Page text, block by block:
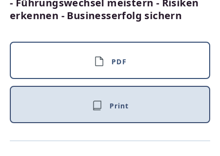
- Führungswechsel meistern - Risiken
erkennen - Businesserfolg sichern
PDF
Print